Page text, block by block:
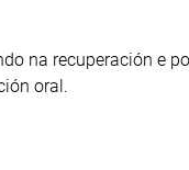
na recuperación e
oral.